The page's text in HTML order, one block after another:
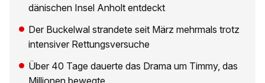
dänischen Insel Anholt entdeckt
Der Buckelwal strandete seit März mehrmals trotz
intensiver Rettungsversuche
Über 40 Tage dauerte das Drama um Timmy, das